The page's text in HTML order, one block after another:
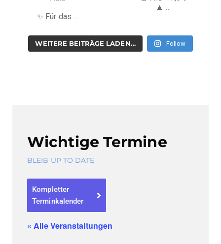
✨ Für das
🔼
WEITERE BEITRÄGE LADEN… Follow
Wichtige Termine
BLEIB UP TO DATE
Kompletter
Terminkalender
« Alle Veranstaltungen